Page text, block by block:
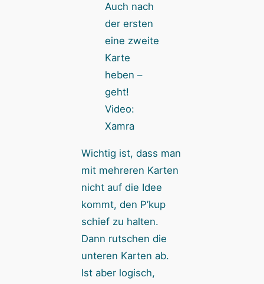
Auch nach
der ersten
eine zweite
Karte
heben –
geht!
Video:
Xamra
Wichtig ist, dass man
mit mehreren Karten
nicht auf die Idee
kommt, den P’kup
schief zu halten.
Dann rutschen die
unteren Karten ab.
Ist aber logisch,